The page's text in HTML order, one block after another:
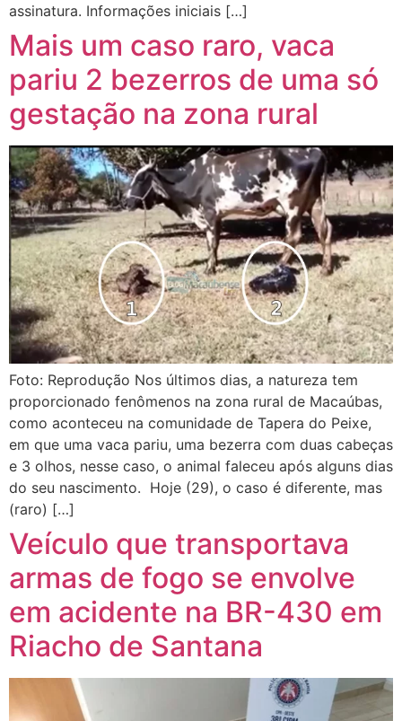
assinatura. Informações iniciais […]
Mais um caso raro, vaca
pariu 2 bezerros de uma só
gestação na zona rural
Foto: Reprodução Nos últimos dias, a natureza tem
proporcionado fenômenos na zona rural de Macaúbas,
como aconteceu na comunidade de Tapera do Peixe,
em que uma vaca pariu, uma bezerra com duas cabeças
e 3 olhos, nesse caso, o animal faleceu após alguns dias
do seu nascimento. Hoje (29), o caso é diferente, mas
(raro) […]
Veículo que transportava
armas de fogo se envolve
em acidente na BR-430 em
Riacho de Santana